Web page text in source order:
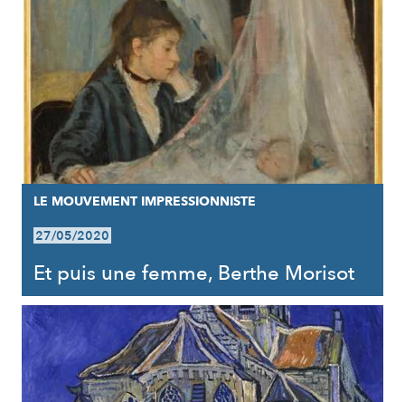
LE MOUVEMENT IMPRESSIONNISTE
27/05/2020
Et puis une femme, Berthe Morisot